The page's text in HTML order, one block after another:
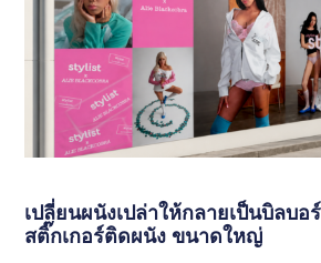
เปลี่ยนผนังเปล่าให้กลายเป็นบิลบ
สติ๊กเกอร์ติดผนัง ขนาดใหญ่